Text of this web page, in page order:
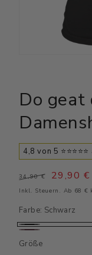
öffnen
Do
4,8 von 5
Normaler
Preis
34,90 €
Verkaufspreis
29,90 €
Inkl. Steuern. Ab 68 €
Farbe: Schwarz
Schwarz
Weinrot
Größe